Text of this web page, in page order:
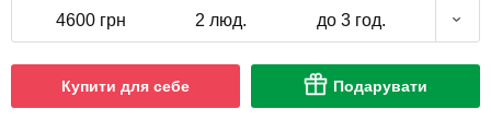
4600 грн 2 люд. до 3 год.
Купити для себе Подарувати